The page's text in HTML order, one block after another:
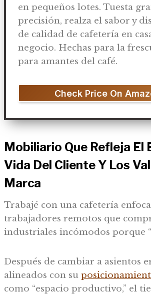
en pequeños lotes. Tuesta
precisión, realza el sabor y
de calidad de cafetería en
negocio. Hechas para la
para amantes del café.
Check Price On
Mobiliario Que Refleja El
Vida Del Cliente Y Los
Marca
Trabajé con una cafetería
trabajadores remotos que
industriales incómodos porque
Después de cambiar a asientos
alineados con su
como “espacio productivo,” el